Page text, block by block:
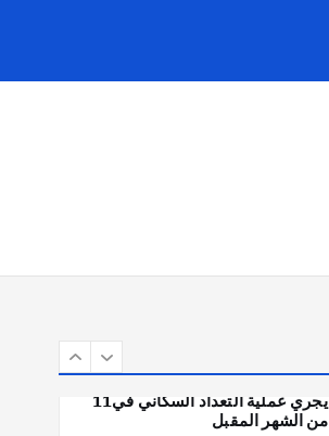
يوليو 30, 2026
مكتب الإحصاءات الأسترالي (ABS)
يجري عملية التعداد السكاني في11
من الشهر المقبل